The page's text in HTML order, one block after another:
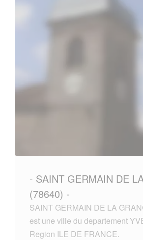
- SAINT GERMAIN DE
(78640) -
SAINT GERMAIN DE LA
est une ville du departement
Region ILE DE FRANCE.